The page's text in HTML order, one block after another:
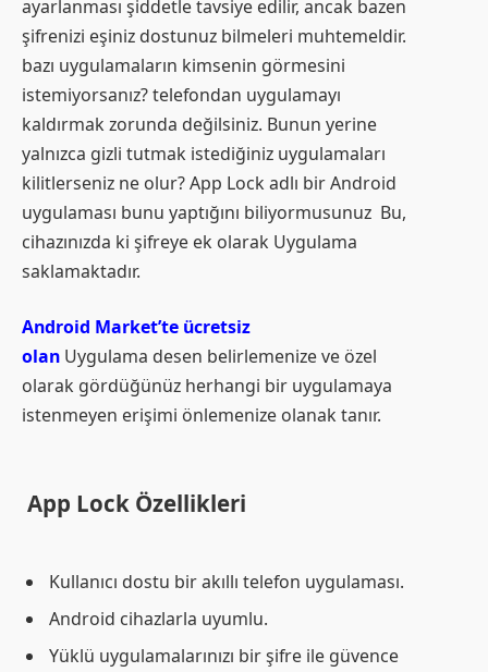
ayarlanması şiddetle tavsiye edilir, ancak bazen
şifrenizi eşiniz dostunuz bilmeleri muhtemeldir.
bazı uygulamaların kimsenin görmesini
istemiyorsanız? telefondan uygulamayı
kaldırmak zorunda değilsiniz. Bunun yerine
yalnızca gizli tutmak istediğiniz uygulamaları
kilitlerseniz ne olur? App Lock adlı bir Android
uygulaması bunu yaptığını biliyormusunuz Bu,
cihazınızda ki şifreye ek olarak Uygulama
saklamaktadır.
Android Market’te ücretsiz
olan Uygulama desen belirlemenize ve özel
olarak gördüğünüz herhangi bir uygulamaya
istenmeyen erişimi önlemenize olanak tanır.
App Lock Özellikleri
Kullanıcı dostu bir akıllı telefon uygulaması.
Android cihazlarla uyumlu.
Yüklü uygulamalarınızı bir şifre ile güvence